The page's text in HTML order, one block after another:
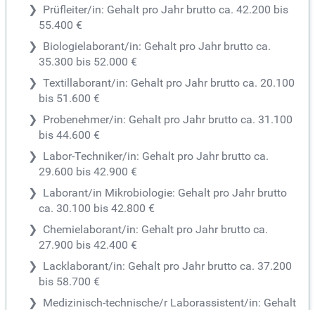
Prüfleiter/in: Gehalt pro Jahr brutto ca. 42.200 bis
55.400 €
Biologielaborant/in: Gehalt pro Jahr brutto ca.
35.300 bis 52.000 €
Textillaborant/in: Gehalt pro Jahr brutto ca. 20.100
bis 51.600 €
Probenehmer/in: Gehalt pro Jahr brutto ca. 31.100
bis 44.600 €
Labor-Techniker/in: Gehalt pro Jahr brutto ca.
29.600 bis 42.900 €
Laborant/in Mikrobiologie: Gehalt pro Jahr brutto
ca. 30.100 bis 42.800 €
Chemielaborant/in: Gehalt pro Jahr brutto ca.
27.900 bis 42.400 €
Lacklaborant/in: Gehalt pro Jahr brutto ca. 37.200
bis 58.700 €
Medizinisch-technische/r Laborassistent/in: Gehalt